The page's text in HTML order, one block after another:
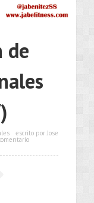
de
escrito por Jose